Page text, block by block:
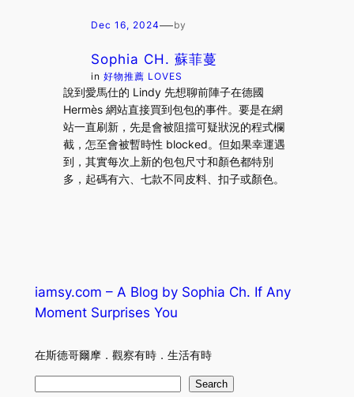
Dec 16, 2024—by
Sophia CH. 蘇菲蔓
in好物推薦 LOVES
說到愛馬仕的 Lindy 先想聊前陣子在德國
Hermès 網站直接買到包包的事件。要是在網
站一直刷新，先是會被阻擋可疑狀況的程式欄
截，怎至會被暫時性 blocked。但如果幸運遇
到，其實每次上新的包包尺寸和顏色都特別
多，起碼有六、七款不同皮料、扣子或顏色。
iamsy.com – A Blog by Sophia Ch. If Any
Moment Surprises You
在斯德哥爾摩．觀察有時．生活有時
Search